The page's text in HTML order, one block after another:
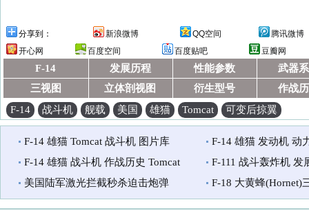
分享到： 新浪微博 QQ空间
腾讯微博
开心网
百度空间 百度贴吧 豆瓣网
F-14 发展历程 性能参数
武器
三视图
立体剖视图 衍生型号
作战
F-14
战斗机 舰载 美国 雄猫 Tomcat 可变后掠翼
F-14 雄猫 Tomcat 战斗机 图片库
F-14 雄猫 发动机 动
F-14 雄猫 战斗机 作战历史 Tomcat
F-111 战斗轰炸机 发
美国陆军激光拦截秒杀迫击炮弹
F-18 大黄蜂(Hornet)